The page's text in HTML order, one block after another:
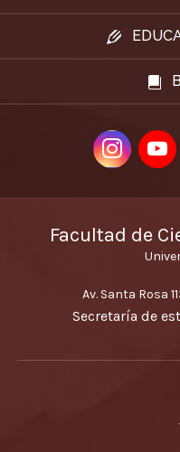
Facultad de
Av. Santa Rosa
Secretaría de